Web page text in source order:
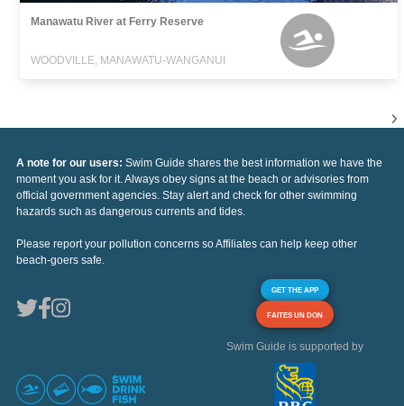
Manawatu River at Ferry Reserve
WOODVILLE, MANAWATU-WANGANUI
A note for our users: Swim Guide shares the best information we have the
moment you ask for it. Always obey signs at the beach or advisories from
official government agencies. Stay alert and check for other swimming
hazards such as dangerous currents and tides.
Please report your pollution concerns so Affiliates can help keep other
beach-goers safe.
GET THE APP
FAITES UN DON
Swim Guide is supported by